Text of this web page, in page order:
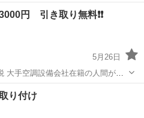
イト管理者が自らが専門家の視点
ただきます。 「古くなった
工事 建物
円 引き取り無料❗️❗️
5月26日
大手空調設備会社在籍の人間がお
致しております 上記お取外
電気工事
り付け